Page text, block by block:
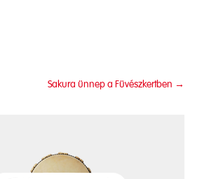
Sakura ünnep a Füvészkertben →